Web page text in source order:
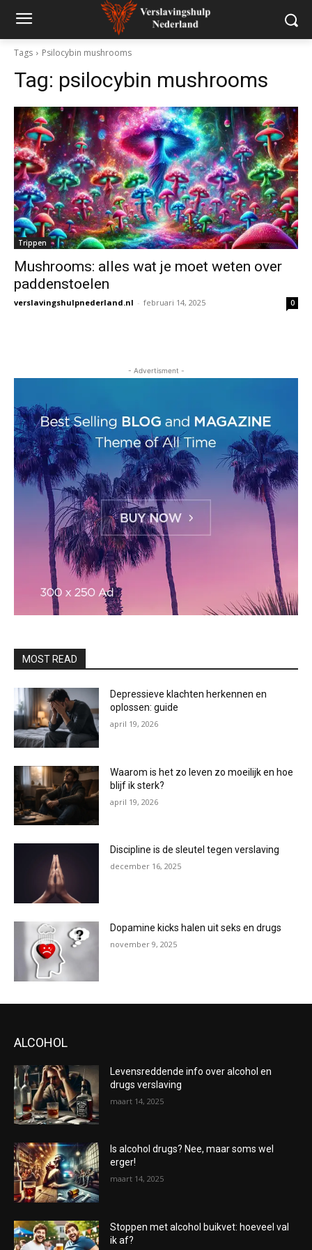
Tags Psilocybin mushrooms
Tag: psilocybin mushrooms
Trippen
Mushrooms: alles wat je moet weten over
paddenstoelen
verslavingshulpnederland.nl - februari 14, 2025 0
- Advertisment -
MOST READ
Depressieve klachten herkennen en
oplossen: guide
april 19, 2026
Waarom is het zo leven zo moeilijk en hoe
blijf ik sterk?
april 19, 2026
Discipline is de sleutel tegen verslaving
december 16, 2025
Dopamine kicks halen uit seks en drugs
november 9, 2025
ALCOHOL
Levensreddende info over alcohol en
drugs verslaving
maart 14, 2025
Is alcohol drugs? Nee, maar soms wel
erger!
maart 14, 2025
Stoppen met alcohol buikvet: hoeveel val
ik af?